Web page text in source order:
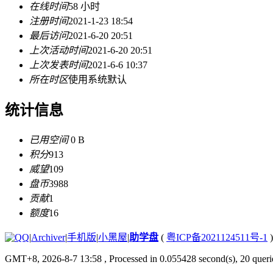
在线时间58 小时
注册时间2021-1-23 18:54
最后访问2021-6-20 20:51
上次活动时间2021-6-20 20:51
上次发表时间2021-6-6 10:37
所在时区使用系统默认
统计信息
已用空间0 B
积分913
威望109
盘币3988
贡献1
额度16
|Archiver|手机版|小黑屋|助学盘 ( 粤ICP备2021124511号-1 )
GMT+8, 2026-8-7 13:58 , Processed in 0.055428 second(s), 20